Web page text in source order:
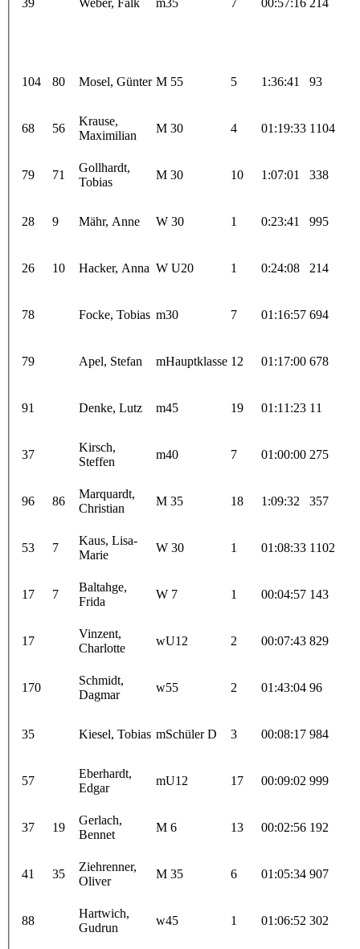
104 80 Mosel, Günter M 55 5 1:36:41 93
68 56
Krause,
Maximilian
M 30 4 01:19:33 1104
79 71
Gollhardt,
Tobias
M 30 10 1:07:01 338
28 9 Mähr, Anne W 30 1 0:23:41 995
26 10 Hacker, Anna W U20 1 0:24:08 214
78 Focke, Tobias m30 7 01:16:57 694
79 Apel, Stefan mHauptklasse 12 01:17:00 678
91 Denke, Lutz m45 19 01:11:23 11
37
Kirsch,
Steffen
m40 7 01:00:00 275
96 86
Marquardt,
Christian
M 35 18 1:09:32 357
53 7
Kaus, Lisa-
Marie
W 30 1 01:08:33 1102
17 7
Baltahge,
Frida
W 7 1 00:04:57 143
17
Vinzent,
Charlotte
wU12 2 00:07:43 829
170
Schmidt,
Dagmar
w55 2 01:43:04 96
35 Kiesel, Tobias mSchüler D 3 00:08:17 984
57
Eberhardt,
Edgar
mU12 17 00:09:02 999
37 19
Gerlach,
Bennet
M 6 13 00:02:56 192
41 35
Ziehrenner,
Oliver
M 35 6 01:05:34 907
88
Hartwich,
Gudrun
w45 1 01:06:52 302